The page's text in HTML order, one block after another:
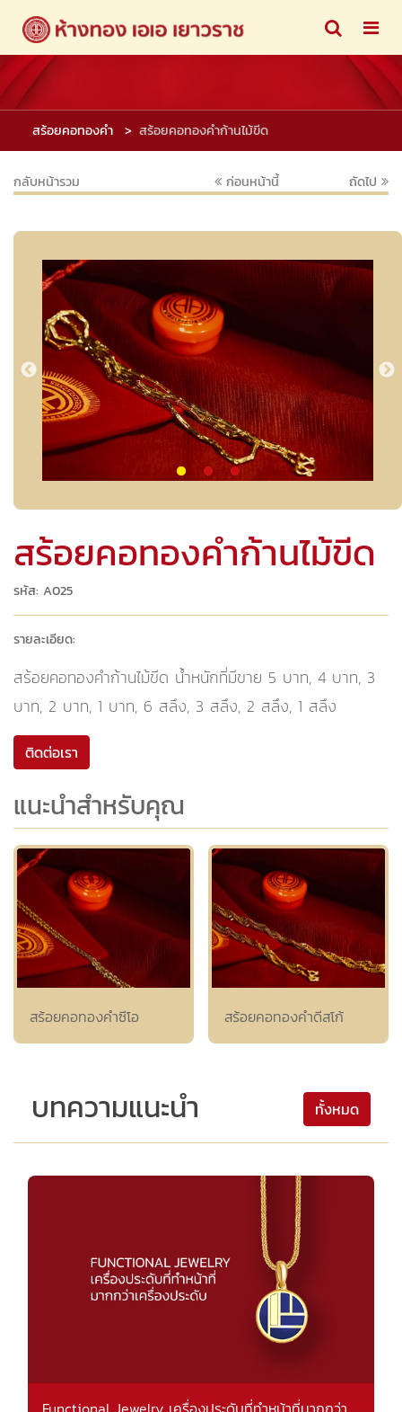
สร้อยคอทองคำ สร้อยคอทองคำก้านไม้ขีด
กลับหน้ารวม ก่อนหน้านี้ ถัดไป
สร้อยคอทองคำก้านไม้ขีด
รหัส: A025
รายละเอียด:
สร้อยคอทองคำก้านไม้ขีด น้ำหนักที่มีขาย 5 บาท, 4 บาท, 3
บาท, 2 บาท, 1 บาท, 6 สลึง, 3 สลึง, 2 สลึง, 1 สลึง
ติดต่อเรา
แนะนำสำหรับคุณ
สร้อยคอทองคำซีโอ สร้อยคอทองคำดีสโก้
ทั้งหมด
บทความแนะนำ